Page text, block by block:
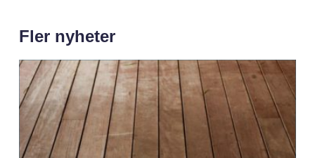
Fler nyheter